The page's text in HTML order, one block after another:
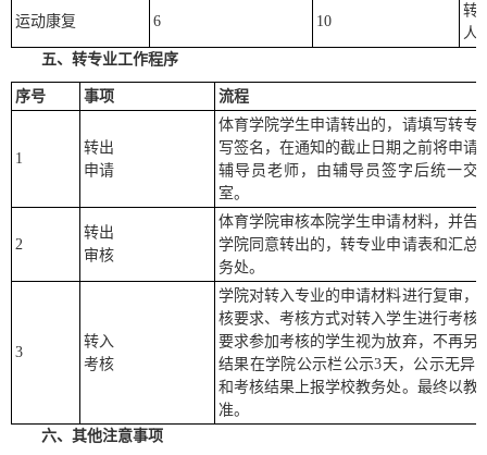
运动康复 6 10
转
人
五、 转专业工作程序
序号 事项 流程
1
转出
申请
体育学院学生申请转出的，请填写转专
写签名，在通知的截止日期之前将申请
辅导员老师，由辅导员签字后统一交
室。
2
转出
审核
体育学院审核本院学生申请材料，并告
学院同意转出的，转专业申请表和汇总
务处。
3
转入
考核
学院对转入专业的申请材料进行复审，
核要求、考核方式对转入学生进行考核
要求参加考核的学生视为放弃，不再另
结果在学院公示栏公示3天，公示无异
和考核结果上报学校教务处。最终以教
准。
六、 其他注意事项